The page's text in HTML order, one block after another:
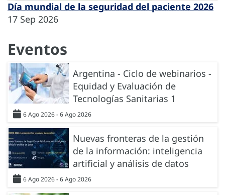
Día mundial de la seguridad del paciente 2026
17 Sep 2026
Eventos
Argentina - Ciclo de webinarios -
Equidad y Evaluación de
Tecnologías Sanitarias 1
6 Ago 2026 - 6 Ago 2026
Nuevas fronteras de la gestión
de la información: inteligencia
artificial y análisis de datos
6 Ago 2026 - 6 Ago 2026